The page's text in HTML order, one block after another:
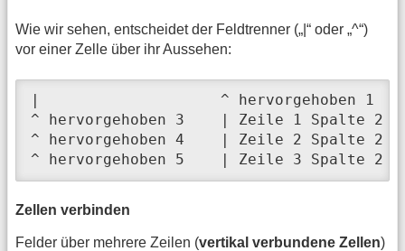
Wie wir sehen, entscheidet der Feldtrenner („|“ oder „^“)
vor einer Zelle über ihr Aussehen:
|                    ^ hervorgehoben 1
^ hervorgehoben 3    | Zeile 1
^ hervorgehoben 4    | Zeile 2
^ hervorgehoben 5    | Zeile 3
Zellen verbinden
Felder über mehrere Zeilen (vertikal verbundene Zellen)